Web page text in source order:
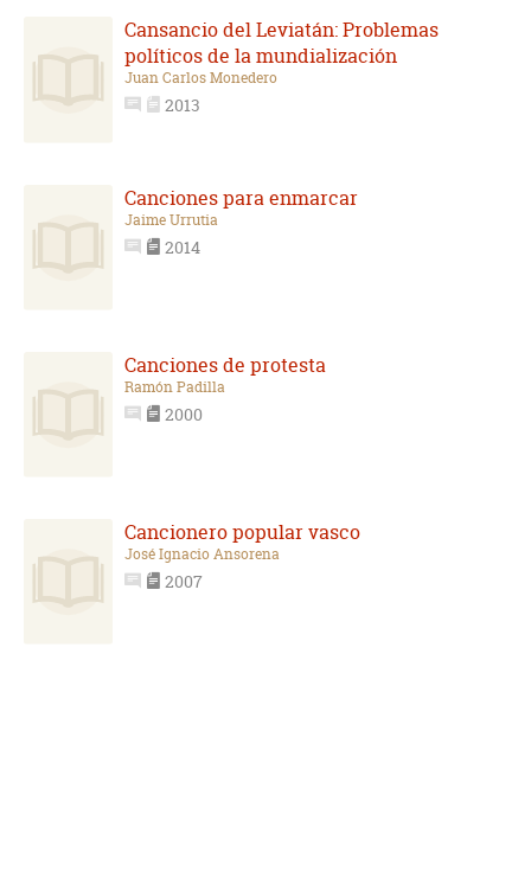
Cansancio del Leviatán: Problemas
políticos de la mundialización
Juan Carlos Monedero
2013
Canciones para enmarcar
Jaime Urrutia
2014
Canciones de protesta
Ramón Padilla
2000
Cancionero popular vasco
José Ignacio Ansorena
2007